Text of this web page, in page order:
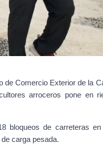
de Comercio Exterior de la
arroceros pone en
bloqueos de carreteras
carga pesada.